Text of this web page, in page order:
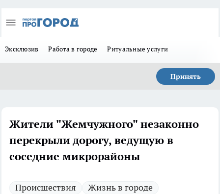
Эксклюзив Работа в городе Ритуальные услуги
Принять
Жители "Жемчужного" незаконно
перекрыли дорогу, ведущую в
соседние микрорайоны
Происшествия Жизнь в городе